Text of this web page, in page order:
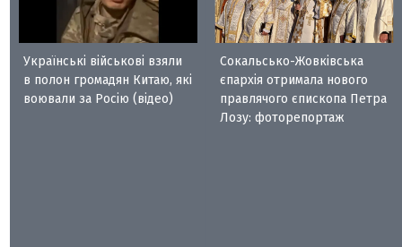
Українські військові взяли
в полон громадян Китаю, які
воювали за Росію (відео)
Сокальсько-Жовківська
єпархія отримала нового
правлячого єпископа Петра
Лозу: фоторепортаж